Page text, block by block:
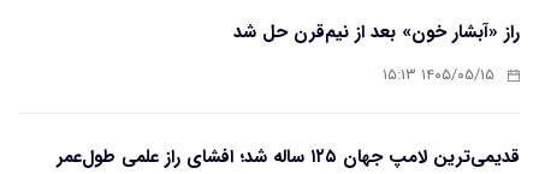
راز «آبشار خون» بعد از نیم‌قرن حل شد
۱۴۰۵/۰۵/۱۵ ۱۵:۱۳
قدیمی‌ترین لامپ جهان ۱۲۵ ساله شد؛ افشای راز علمی طول‌عمر